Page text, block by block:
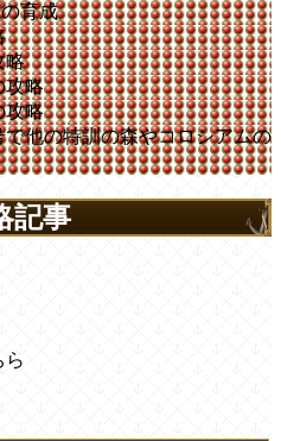
育成
略
攻略
攻略
他の特訓の森やコロシアムの
記事
ら